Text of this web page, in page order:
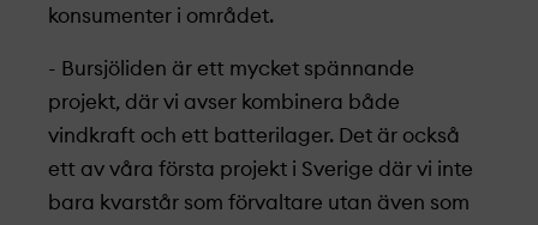
konsumenter i området.
- Bursjöliden är ett mycket spännande
projekt­, där vi avser kombinera både
vindkraft och ett batterilager. Det är också
ett av våra första projekt­ i Sverige där vi inte
bara kvarstår som förvaltare utan även som